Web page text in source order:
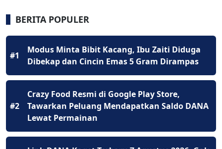
BERITA POPULER
#1
Modus Minta Bibit Kacang, Ibu Zaiti Diduga
Dibekap dan Cincin Emas 5 Gram Dirampas
#2
Crazy Food Resmi di Google Play Store,
Tawarkan Peluang Mendapatkan Saldo DANA
Lewat Permainan